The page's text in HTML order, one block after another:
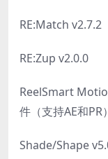
RE:Match v2.7.2
RE:Zup v2.0.0
ReelSmart
件（支持AE和PR）
Shade/Shape